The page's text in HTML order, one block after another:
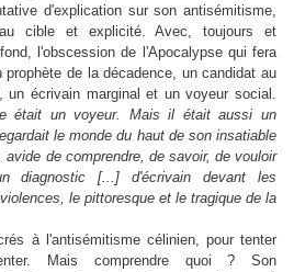
d'explication sur son antisémitisme,
cible et explicité. Avec, toujours et
l'obscession de l'Apocalypse qui fera
prophète de la décadence, un candidat au
un écrivain marginal et un voyeur social.
était un voyeur. Mais il était aussi un
le monde du haut de son insatiable
de comprendre, de savoir, de vouloir
diagnostic [...] d'écrivain devant les
le pittoresque et le tragique de la
à l'antisémitisme célinien, pour tenter
Mais comprendre quoi ? Son